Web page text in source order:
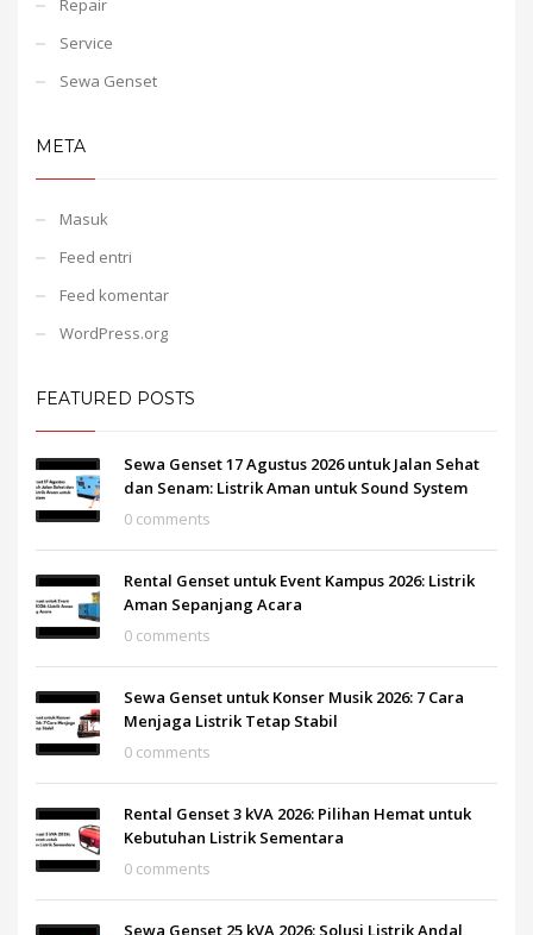
Repair
Service
Sewa Genset
META
Masuk
Feed entri
Feed komentar
WordPress.org
FEATURED POSTS
Sewa Genset 17 Agustus 2026 untuk Jalan Sehat
dan Senam: Listrik Aman untuk Sound System
0 comments
Rental Genset untuk Event Kampus 2026: Listrik
Aman Sepanjang Acara
0 comments
Sewa Genset untuk Konser Musik 2026: 7 Cara
Menjaga Listrik Tetap Stabil
0 comments
Rental Genset 3 kVA 2026: Pilihan Hemat untuk
Kebutuhan Listrik Sementara
0 comments
Sewa Genset 25 kVA 2026: Solusi Listrik Andal